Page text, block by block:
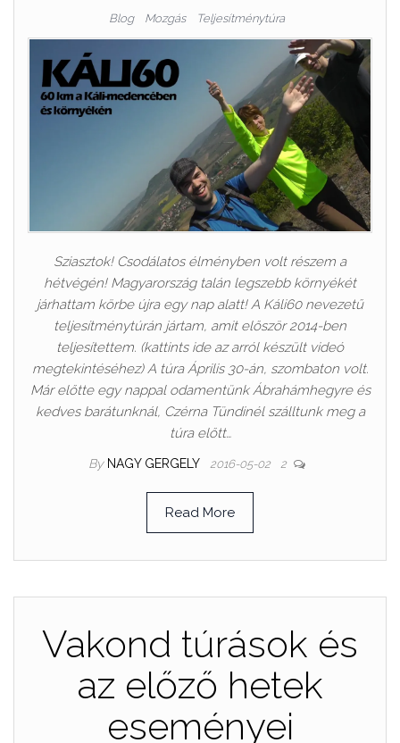
Blog Mozgás Teljesítménytúra
Sziasztok! Csodálatos élményben volt részem a
hétvégén! Magyarország talán legszebb környékét
járhattam körbe újra egy nap alatt! A Káli60 nevezetű
teljesítménytúrán jártam, amit először 2014-ben
teljesítettem. (kattints ide az arról készült videó
megtekintéséhez) A túra Április 30-án, szombaton volt.
Már előtte egy nappal odamentünk Ábrahámhegyre és
kedves barátunknál, Czérna Tündinél szálltunk meg a
túra előtt…
By NAGY GERGELY 2016-05-02 2
Read More
Vakond túrások és
az előző hetek
eseményei